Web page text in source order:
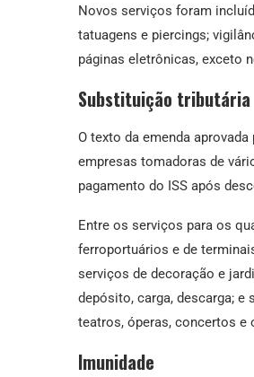
Novos serviços foram
tatuagens e piercings;
páginas eletrônicas, exceto
Substituição tributária
O texto da emenda
empresas tomadoras de
pagamento do ISS após
Entre os serviços para os
ferroportuários e de
serviços de decoração e
depósito, carga, descarga; e
teatros, óperas, concertos e
Imunidade